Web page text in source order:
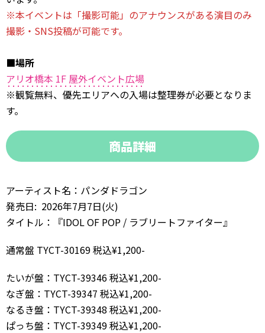
※本イベントは「撮影可能」のアナウンスがある演目のみ
撮影・SNS投稿が可能です。
■場所
アリオ橋本 1F 屋外イベント広場
※観覧無料、優先エリアへの入場は整理券が必要となりま
す。
商品詳細
アーティスト名：パンダドラゴン
発売日: 2026年7月7日(火)
タイトル：『IDOL OF POP / ラブリートファイター』
通常盤 TYCT-30169 税込¥1,200-
たいが盤：TYCT-39346 税込¥1,200-
なぎ盤：TYCT-39347 税込¥1,200-
なるき盤：TYCT-39348 税込¥1,200-
ぱっち盤：TYCT-39349 税込¥1,200-